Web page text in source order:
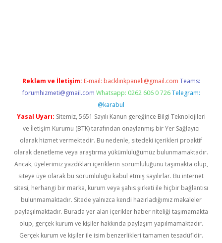
Reklam ve İletişim: E-mail: backlinkpaneli@gmail.com Teams:
forumhizmeti@gmail.com Whatsapp: 0262 606 0 726 Telegram:
@karabul
Yasal Uyarı: Sitemiz, 5651 Sayılı Kanun gereğince Bilgi Teknolojileri
ve İletişim Kurumu (BTK) tarafından onaylanmış bir Yer Sağlayıcı
olarak hizmet vermektedir. Bu nedenle, sitedeki içerikleri proaktif
olarak denetleme veya araştırma yükümlülüğümüz bulunmamaktadır.
Ancak, üyelerimiz yazdıkları içeriklerin sorumluluğunu taşımakta olup,
siteye üye olarak bu sorumluluğu kabul etmiş sayılırlar. Bu internet
sitesi, herhangi bir marka, kurum veya şahıs şirketi ile hiçbir bağlantısı
bulunmamaktadır. Sitede yalnızca kendi hazırladığımız makaleler
paylaşılmaktadır. Burada yer alan içerikler haber niteliği taşımamakta
olup, gerçek kurum ve kişiler hakkında paylaşım yapılmamaktadır.
Gerçek kurum ve kişiler ile isim benzerlikleri tamamen tesadüfidir.